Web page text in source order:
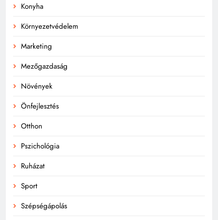
Konyha
Környezetvédelem
Marketing
Mezőgazdaság
Növények
Önfejlesztés
Otthon
Pszichológia
Ruházat
Sport
Szépségápolás